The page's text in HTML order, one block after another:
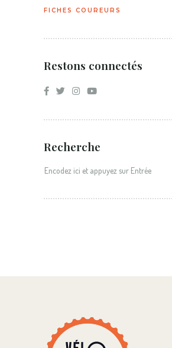
FICHES COUREURS
Restons connectés
Recherche